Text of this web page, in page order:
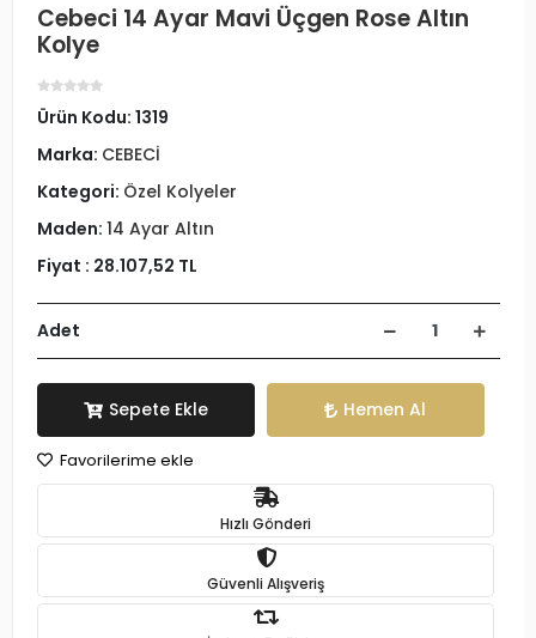
Cebeci 14 Ayar Mavi Üçgen Rose Altın
Kolye
Ürün Kodu: 1319
Marka: CEBECİ
Kategori: Özel Kolyeler
Maden: 14 Ayar Altın
Fiyat : 28.107,52 TL
Adet
Sepete Ekle Hemen Al
Favorilerime ekle
Hızlı Gönderi
Güvenli Alışveriş